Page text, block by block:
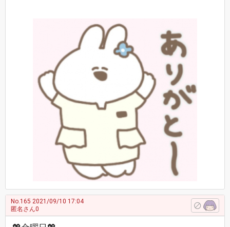
No.165 2021/09/10 17:04
匿名さん0